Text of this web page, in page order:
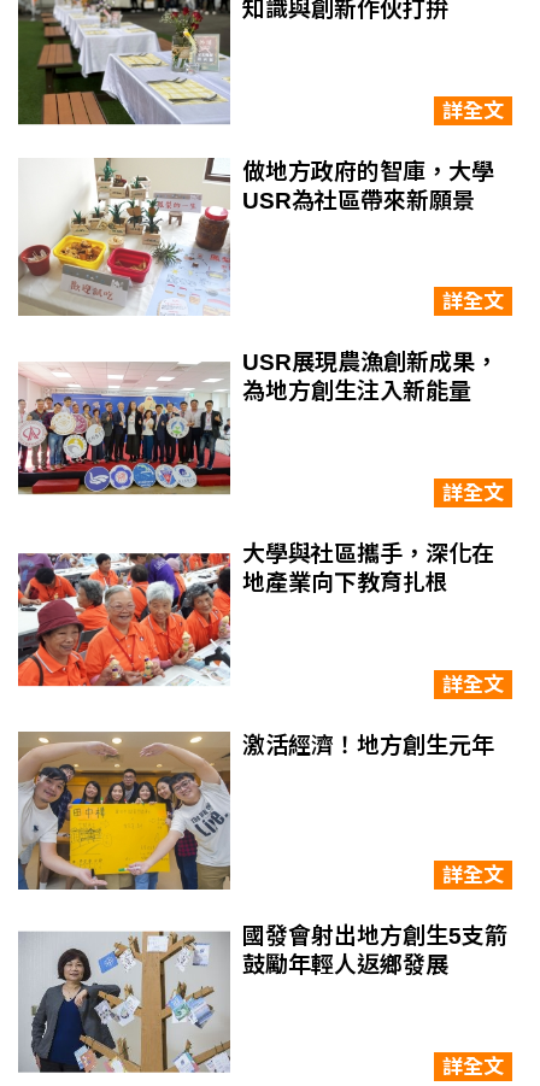
知識與創新作伙打拚
詳全文
做地方政府的智庫，大學
USR為社區帶來新願景
詳全文
USR展現農漁創新成果，
為地方創生注入新能量
詳全文
大學與社區攜手，深化在
地產業向下教育扎根
詳全文
激活經濟！地方創生元年
詳全文
國發會射出地方創生5支箭
鼓勵年輕人返鄉發展
詳全文